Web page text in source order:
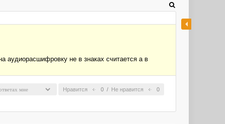
аудиорасшифровку не в знаках считается а в
Нравится 0 / Не нравится 0